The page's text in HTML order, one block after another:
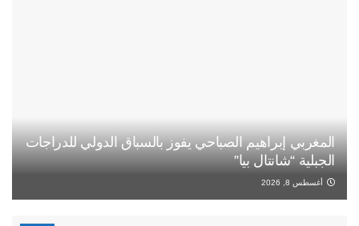
المغربي إبراهيم الصباحي يفوز بالسباق الدولي للدراجات
الجبلية “شانتال بيا”
أغسطس 8, 2026